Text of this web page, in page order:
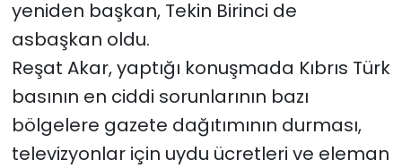
yeniden başkan, Tekin Birinci de
asbaşkan oldu.
Reşat Akar, yaptığı konuşmada Kıbrıs Türk
basının en ciddi sorunlarının bazı
bölgelere gazete dağıtımının durması,
televizyonlar için uydu ücretleri ve eleman
Video Galeri
YAŞAM
Yazarlar